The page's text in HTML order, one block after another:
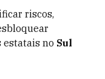
riscos,
estatais no Sul